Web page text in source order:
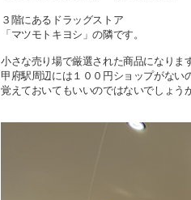
３階にあるドラッグストア
「マツモトキヨシ」の隣です。
小さな売り場で厳選された商品になりま
甲府駅周辺には１００円ショップがない
覚えておいてもいいのではないでしょう